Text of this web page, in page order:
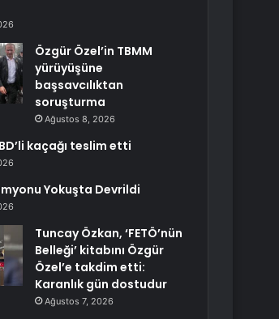
Özgür Özel’in TBMM
yürüyüşüne
başsavcılıktan
soruşturma
Ağustos 8, 2026
kaçağı teslim etti
Yokuşta Devrildi
Tuncay Özkan, ‘FETÖ’nün
Belleği’ kitabını Özgür
Özel’e takdim etti:
Karanlık gün dostudur
Ağustos 7, 2026